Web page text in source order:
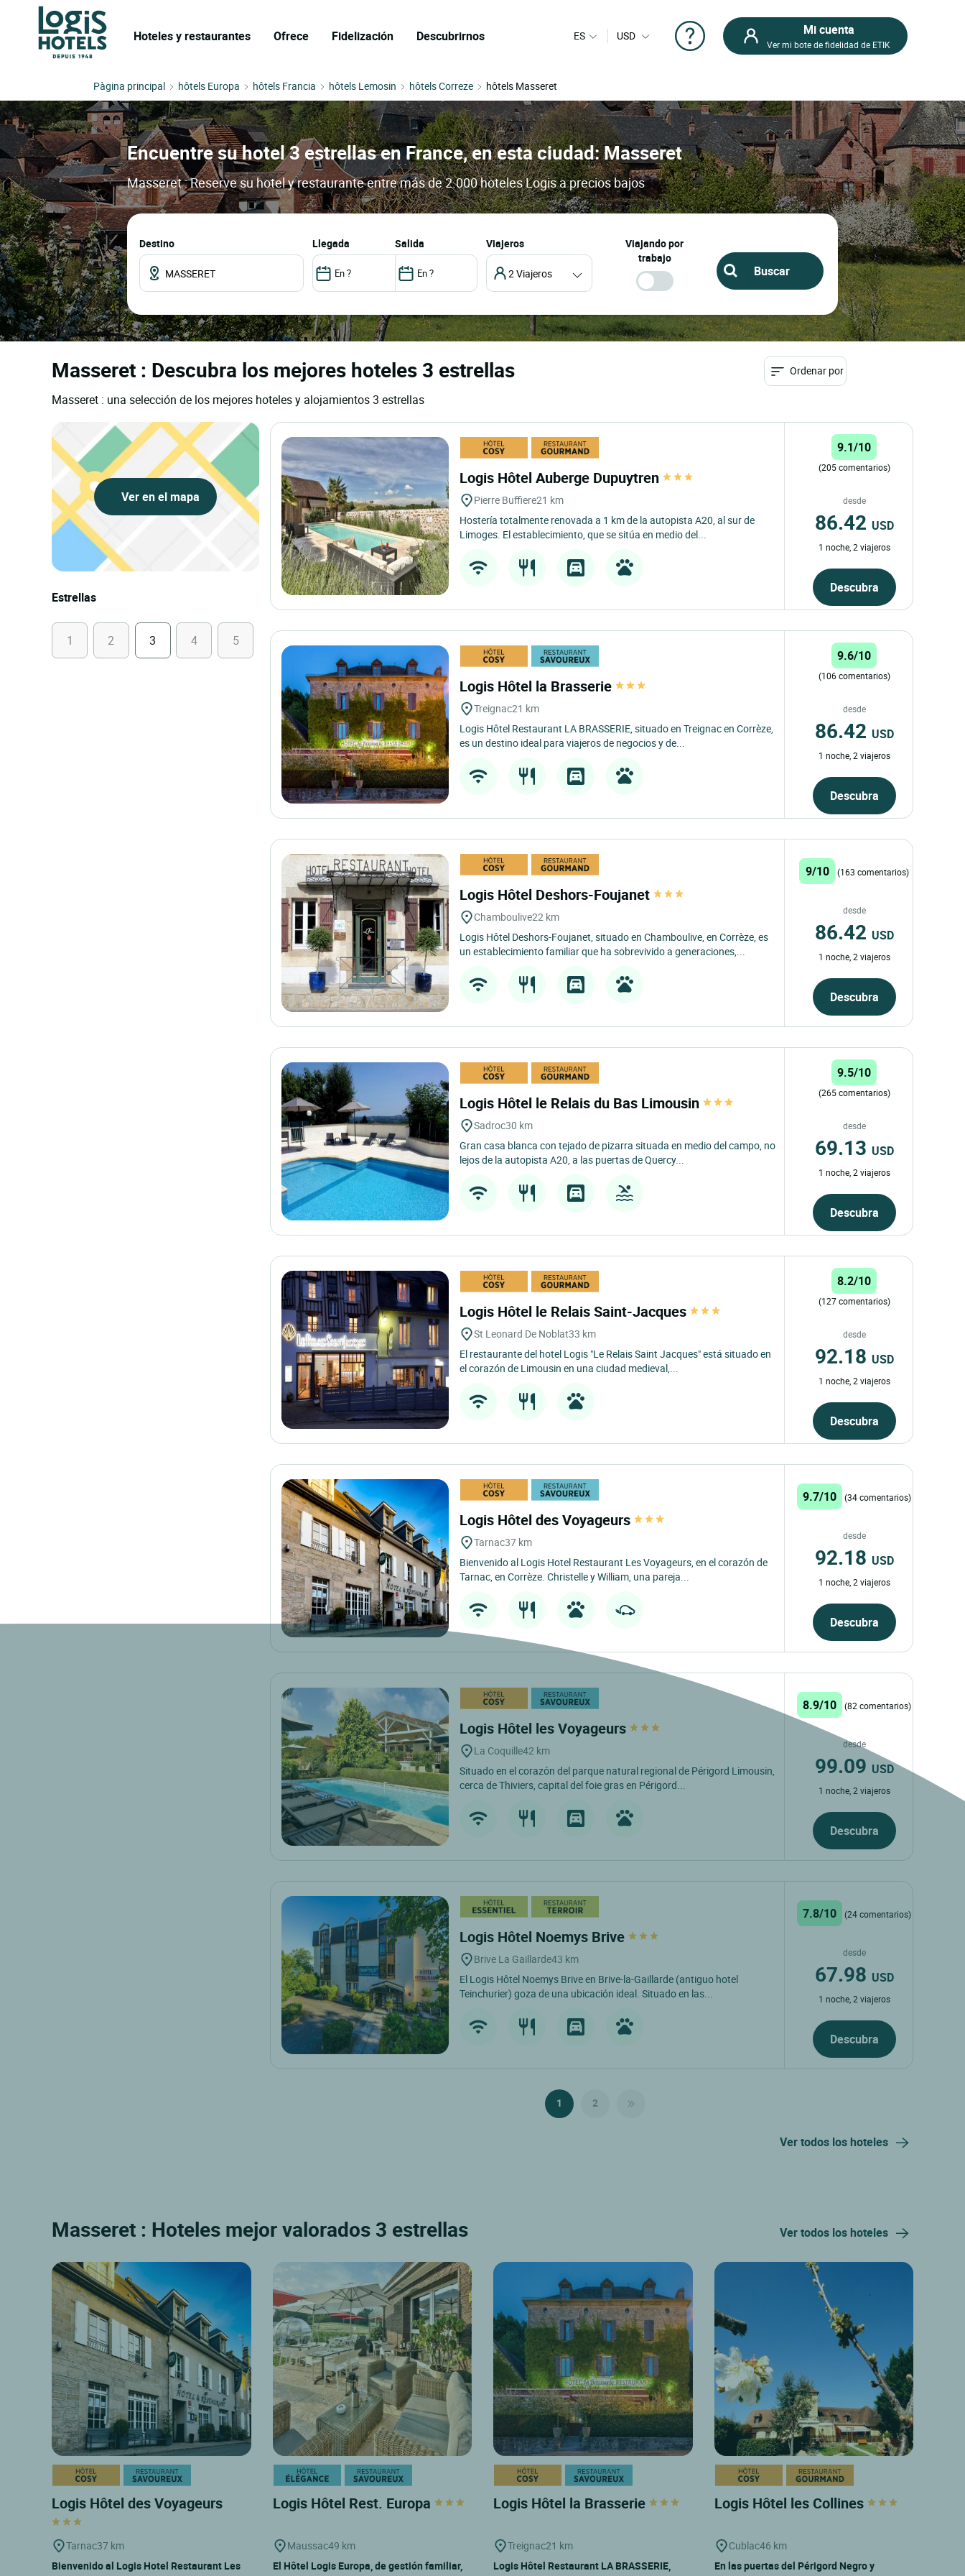
Hoteles y restaurantes Ofrece Fidelización Descubrirnos ES USD Mi cuenta
Ver mi bote de fidelidad de ETIK
Pàgina principal hôtels Europa hôtels Francia hôtels Lemosin hôtels Correze hôtels Masseret
Encuentre su hotel 3 estrellas en France, en esta ciudad: Masseret
Masseret : Reserve su hotel y restaurante entre más de 2.000 hoteles Logis a precios bajos
Destino llegada salida Viajeros
2 Viajeros
Viajando por
trabajo
Masseret : Descubra los mejores hoteles 3 estrellas
Masseret : una selección de los mejores hoteles y alojamientos 3 estrellas
Ordenar por
Ver en el mapa
Estrellas
1 2 3 4 5
Logis Hôtel Auberge Dupuytren
Pierre Buffiere21 km
Hostería totalmente renovada a 1 km de la autopista A20, al sur de
Limoges. El establecimiento, que se sitúa en medio del...
9.1/10
(205 comentarios)
desde
86.42 USD
1 noche, 2 viajeros
Descubra
Logis Hôtel la Brasserie
Treignac21 km
Logis Hôtel Restaurant LA BRASSERIE, situado en Treignac en Corrèze,
es un destino ideal para viajeros de negocios y de...
9.6/10
(106 comentarios)
desde
86.42 USD
1 noche, 2 viajeros
Descubra
Logis Hôtel Deshors-Foujanet
Chamboulive22 km
Logis Hôtel Deshors-Foujanet, situado en Chamboulive, en Corrèze, es
un establecimiento familiar que ha sobrevivido a generaciones,...
9/10 (163 comentarios)
desde
86.42 USD
1 noche, 2 viajeros
Descubra
Logis Hôtel le Relais du Bas Limousin
Sadroc30 km
Gran casa blanca con tejado de pizarra situada en medio del campo, no
lejos de la autopista A20, a las puertas de Quercy...
9.5/10
(265 comentarios)
desde
69.13 USD
1 noche, 2 viajeros
Descubra
Logis Hôtel le Relais Saint-Jacques
St Leonard De Noblat33 km
El restaurante del hotel Logis "Le Relais Saint Jacques" está situado en
el corazón de Limousin en una ciudad medieval,...
8.2/10
(127 comentarios)
desde
92.18 USD
1 noche, 2 viajeros
Descubra
Logis Hôtel des Voyageurs
Tarnac37 km
Bienvenido al Logis Hotel Restaurant Les Voyageurs, en el corazón de
Tarnac, en Corrèze. Christelle y William, una pareja...
9.7/10 (34 comentarios)
desde
92.18 USD
1 noche, 2 viajeros
Descubra
Logis Hôtel les Voyageurs
La Coquille42 km
Situado en el corazón del parque natural regional de Périgord Limousin,
cerca de Thiviers, capital del foie gras en Périgord...
8.9/10 (82 comentarios)
desde
99.09 USD
1 noche, 2 viajeros
Descubra
Logis Hôtel Noemys Brive
Brive La Gaillarde43 km
El Logis Hôtel Noemys Brive en Brive-la-Gaillarde (antiguo hotel
Teinchurier) goza de una ubicación ideal. Situado en las...
7.8/10 (24 comentarios)
desde
67.98 USD
1 noche, 2 viajeros
Descubra
1 2
Ver todos los hoteles
Masseret : Hoteles mejor valorados 3 estrellas Ver todos los hoteles
Logis Hôtel des Voyageurs
Tarnac37 km
Bienvenido al Logis Hotel Restaurant Les
Logis Hôtel Rest. Europa
Maussac49 km
El Hôtel Logis Europa, de gestión familiar,
Logis Hôtel la Brasserie
Treignac21 km
Logis Hôtel Restaurant LA BRASSERIE,
Logis Hôtel les Collines
Cublac46 km
En las puertas del Périgord Negro y